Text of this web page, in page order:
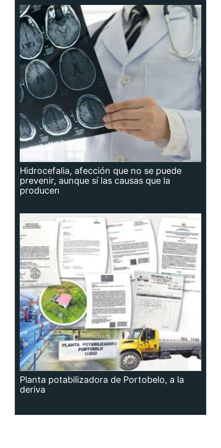
Hidrocefalia, afección que no se puede
prevenir, aunque sí las causas que la
producen
Planta potabilizadora de Portobelo, a la
deriva